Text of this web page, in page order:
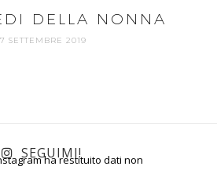
DELLA NONNA
SETTEMBRE 2019
ha restituito dati non
SEGUIMI!